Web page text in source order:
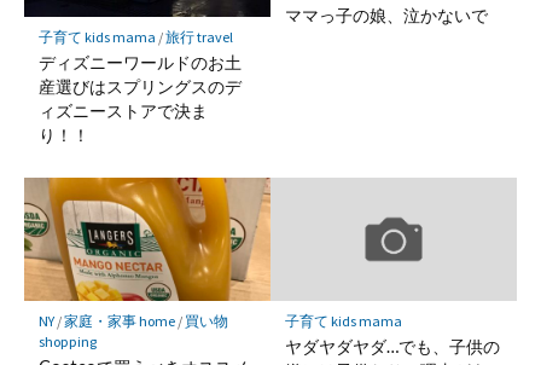
子育て kids mama /旅行 travel
ディズニーワールドのお土
産選びはスプリングスのデ
ィズニーストアで決ま
り！！
ママっ子の娘、泣かないで
NY/家庭・家事 home/ 買い物
shopping
子育て kids mama
ヤダヤダヤダ…でも、子供の